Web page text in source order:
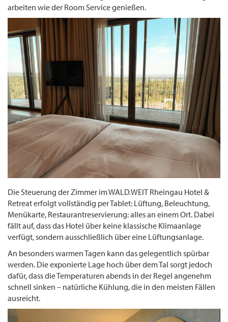
arbeiten wie der Room Service genießen.
Die Steuerung der Zimmer im WALD.WEIT Rheingau Hotel &
Retreat erfolgt vollständig per Tablet: Lüftung, Beleuchtung,
Menükarte, Restaurantreservierung: alles an einem Ort. Dabei
fällt auf, dass das Hotel über keine klassische Klimaanlage
verfügt, sondern ausschließlich über eine Lüftungsanlage.
An besonders warmen Tagen kann das gelegentlich spürbar
werden. Die exponierte Lage hoch über dem Tal sorgt jedoch
dafür, dass die Temperaturen abends in der Regel angenehm
schnell sinken – natürliche Kühlung, die in den meisten Fällen
ausreicht.